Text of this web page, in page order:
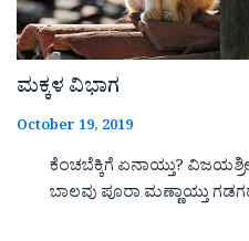
ಮಕ್ಕಳ ವಿಭಾಗ
October 19, 2019
ಕೆಂಚಬೆಕ್ಕಿಗೆ ಏನಾಯ್ತು?
ಬಾಲವು ಪೂರಾ ಮಣ್ಣಾಯ್ತು